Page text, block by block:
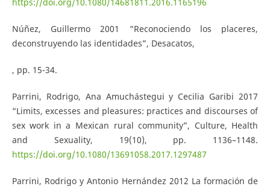
Núñez, Guillermo 2001 “Reconociendo los placeres,
deconstruyendo las identidades”, Desacatos,
, pp. 15-34.
Parrini, Rodrigo, Ana Amuchástegui y Cecilia Garibi 2017
“Limits, excesses and pleasures: practices and discourses of
sex work in a Mexican rural community”, Culture, Health
and Sexuality, 19(10), pp. 1136–1148.
https://doi.org/10.1080/13691058.2017.1297487
Parrini, Rodrigo y Antonio Hernández 2012 La formación de